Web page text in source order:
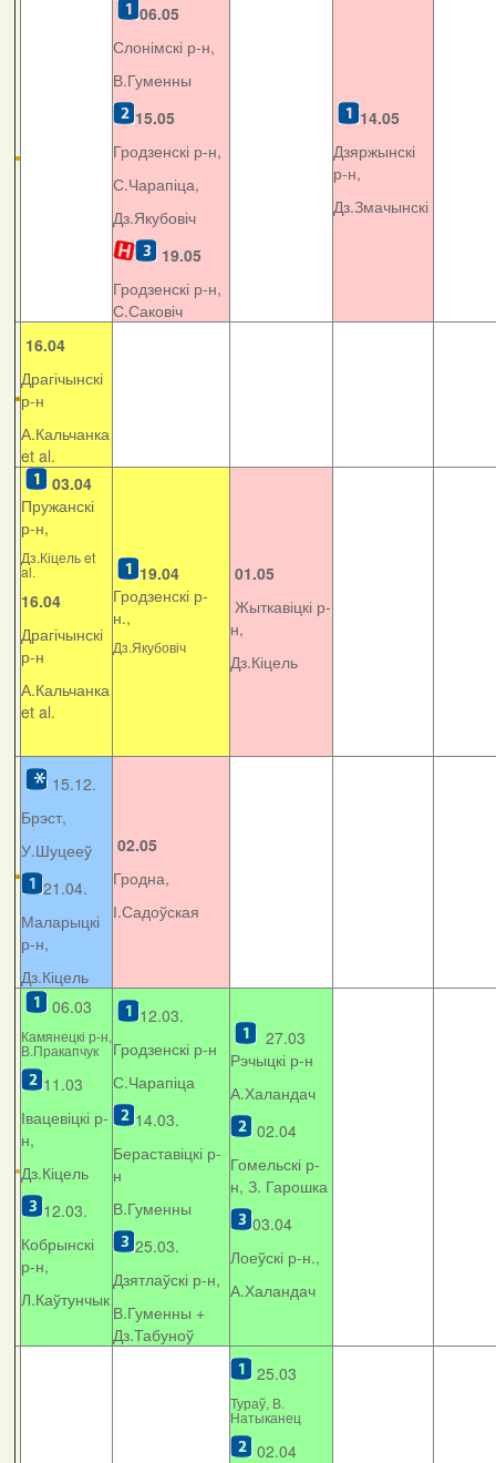
06.05
Слонімскі р-н,
В.Гуменны
15.05
Гродзенскі р-н,
С.Чарапіца,
Дз.Якубовіч
19.05
Гродзенскі р-н,
С.Саковіч
14.05
Дзяржынскі
р-н,
Дз.Змачынскі
16.04
Драгічынскі
р-н
А.Кальчанка
et al.
03.04
Пружанскі
р-н,
Дз.Кіцель et
al.
16.04
Драгічынскі
р-н
А.Кальчанка
et al.
19.04
Гродзенскі р-
н.,
Дз.Якубовіч
01.05
Жыткавіцкі р-
н,
Дз.Кіцель
15.12.
Брэст,
У.Шуцееў
21.04.
Маларыцкі
р-н,
Дз.Кіцель
02.05
Гродна,
І.Садоўская
06.03
Камянецкі р-н,
В.Пракапчук
11.03
Івацевіцкі р-
н,
Дз.Кіцель
12.03.
Кобрынскі
р-н,
Л.Каўтунчык
12.03.
Гродзенскі р-н
С.Чарапіца
14.03.
Бераставіцкі р-
н
В.Гуменны
25.03.
Дзятлаўскі р-н,
В.Гуменны +
Дз.Табуноў
27.03
Рэчыцкі р-н
А.Халандач
02.04
Гомельскі р-
н, З. Гарошка
03.04
Лоеўскі р-н.,
А.Халандач
25.03
Тураў, В.
Натыканец
02.04